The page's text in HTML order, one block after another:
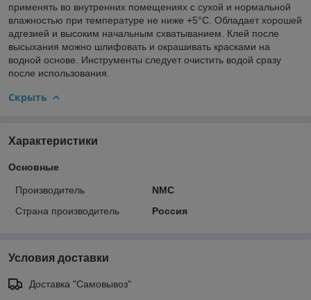
применять во внутренних помещениях с сухой и нормальной
влажностью при температуре не ниже +5°С. Обладает хорошей
адгезией и высоким начальным схватыванием. Клей после
высыхания можно шлифовать и окрашивать красками на
водной основе. Инструменты следует очистить водой сразу
после использования.
Скрыть
Характеристики
Основные
Производитель
NMC
Страна производитель
Россия
Условия доставки
Доставка "Самовывоз"